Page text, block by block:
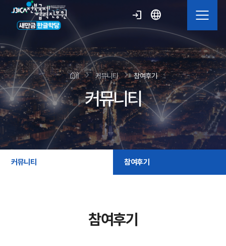
login language
커뮤니티 참여후기
커뮤니티
커뮤니티 참여후기
참여후기